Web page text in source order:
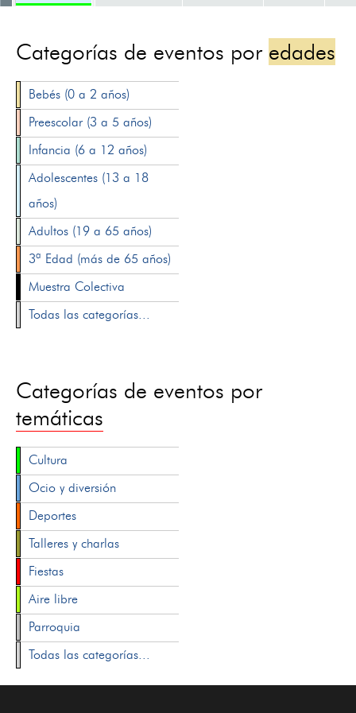
Categorías de eventos por edades
Bebés (0 a 2 años)
Preescolar (3 a 5 años)
Infancia (6 a 12 años)
Adolescentes (13 a 18
años)
Adultos (19 a 65 años)
3ª Edad (más de 65 años)
Muestra Colectiva
Todas las categorías...
Categorías de eventos por
temáticas
Cultura
Ocio y diversión
Deportes
Talleres y charlas
Fiestas
Aire libre
Parroquia
Todas las categorías...